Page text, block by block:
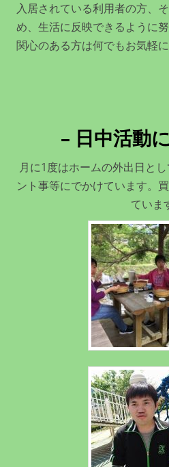
入居されている利用者の方、
め、生活に反映できるように
関心のある方は何でもお気軽に
– 日中活動
月に1度はホームの外出日と
ント事等にでかけています。
ていま